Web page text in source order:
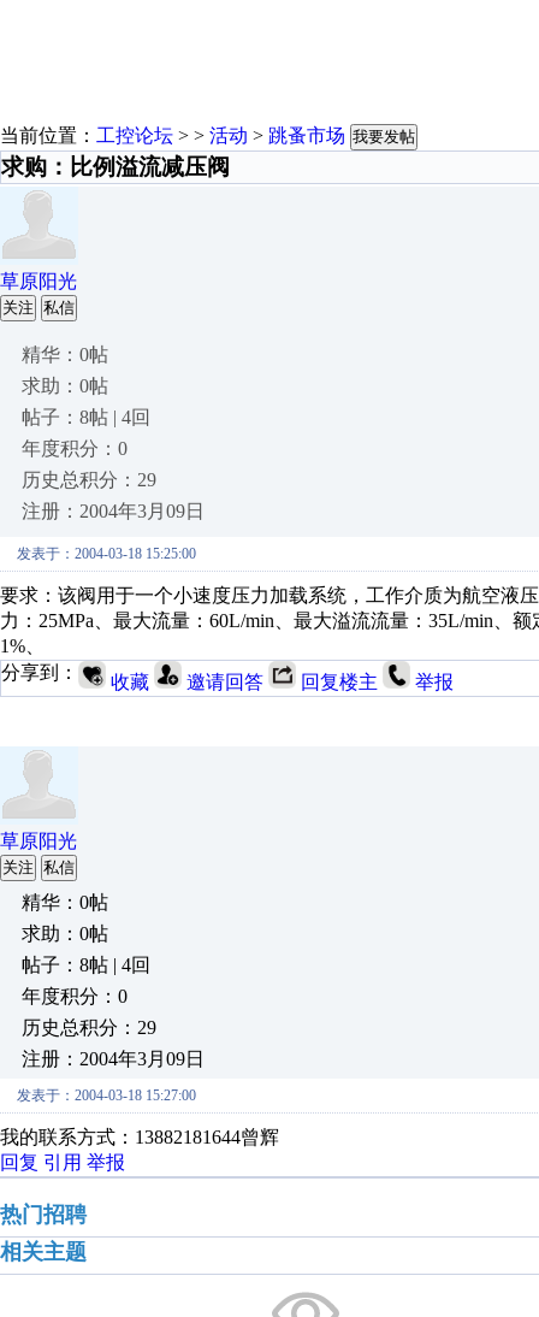
当前位置： 工控论坛 > > 活动 > 跳蚤市场 我要发帖
求购：比例溢流减压阀
草原阳光
关注 私信
精华：0帖
求助：0帖
帖子：8帖 | 4回
年度积分：0
历史总积分：29
注册：2004年3月09日
发表于：2004-03-18 15:25:00
要求：该阀用于一个小速度压力加载系统，工作介质为航空液
力：25MPa、最大流量：60L/min、最大溢流流量：35L/min、
1%、
分享到：
收藏 邀请回答 回复楼主 举报
草原阳光
关注 私信
精华：0帖
求助：0帖
帖子：8帖 | 4回
年度积分：0
历史总积分：29
注册：2004年3月09日
发表于：2004-03-18 15:27:00
我的联系方式：13882181644曾辉
回复 引用 举报
热门招聘
相关主题